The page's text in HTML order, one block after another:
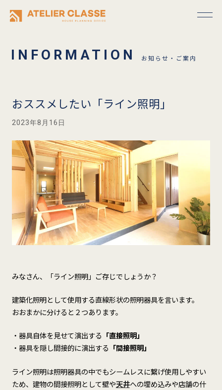
お知らせ・ご案内
おススメしたい「ライン照明」
2023年8月16日
みなさん、「ライン照明」ご存じでしょうか？
建築化照明として使用する直線形状の照明器具を言います。
おおまかに分けると２つあります。
・器具自体を見せて演出する 「直接照明」
・器具を隠し間接的に演出する 「間接照明」
ライン照明は照明器具の中でもシームレスに繋げ使用しやすい
ため、建物の間接照明として壁や天井への埋め込みや店舗の什